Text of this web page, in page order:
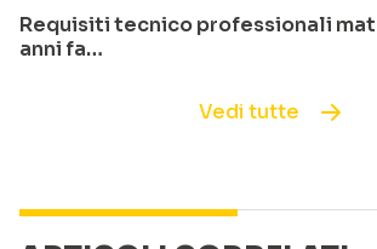
Requisiti tecnico professionali
anni fa…
Vedi tutte